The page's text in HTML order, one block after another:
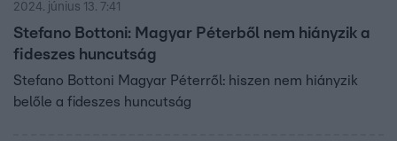
2024. június 13. 7:41
Stefano Bottoni: Magyar Péterből nem hiányzik a
fideszes huncutság
Stefano Bottoni Magyar Péterről: hiszen nem hiányzik
belőle a fideszes huncutság